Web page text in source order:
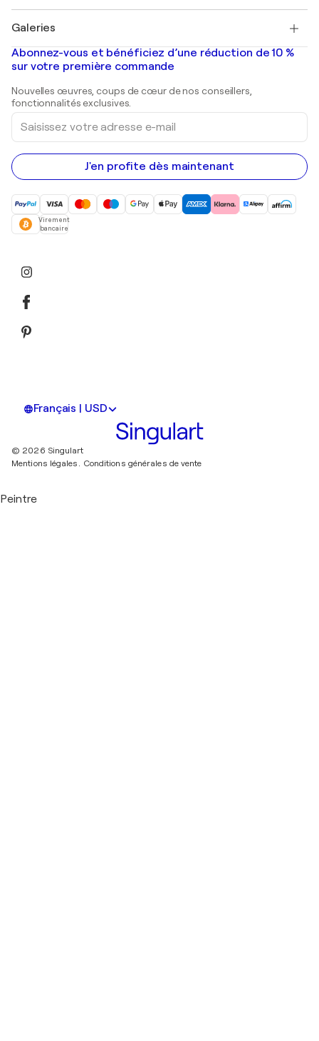
Banksy
Mr. Brainwash
Shepard Fairey
Tableaux abstraits à vendre
Peintures de paysage
Estampes
Peintures acryliques
Galeries
Galeries d'art en France
Galeries d'art en Belgique
Abonnez-vous et bénéficiez d’une réduction de 10 %
sur votre première commande
Nouvelles œuvres, coups de cœur de nos conseillers,
fonctionnalités exclusives.
Saisissez
votre
adresse
e-
mail
J'en profite dès maintenant
Virement
bancaire
Français | USD
© 2026 Singulart
Mentions légales. Conditions générales de vente
Peintre